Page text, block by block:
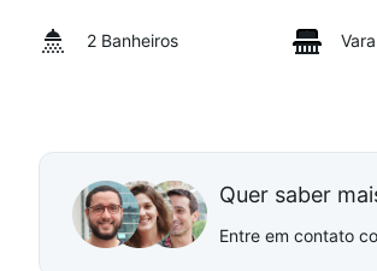
2 Banheiros
Quer saber
Entre em contato